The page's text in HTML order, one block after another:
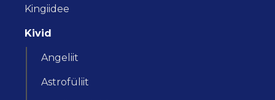
Kingiidee
Kivid
Angeliit
Astrofüliit